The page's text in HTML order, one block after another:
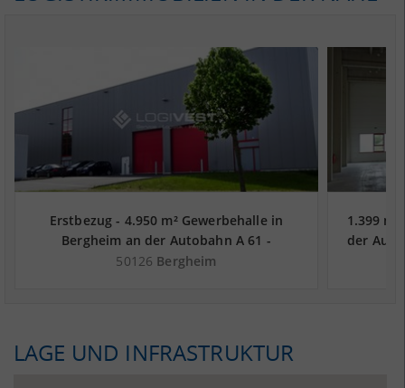
Erstbezug - 4.950 m² Gewerbehalle in
Bergheim an der Autobahn A 61 -
Landkreis Rhein-Erft-Kreis
50126 Bergheim
1.399
der
LAGE UND INFRASTRUKTUR